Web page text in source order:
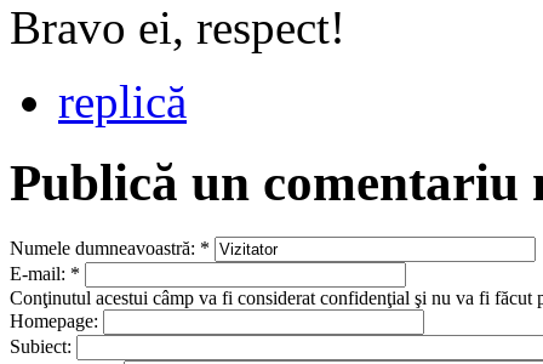
Bravo ei, respect!
replică
Publică un comentariu
Numele dumneavoastră: *
E-mail: *
Conţinutul acestui câmp va fi considerat confidenţial şi nu va fi făcut
Homepage:
Subiect: